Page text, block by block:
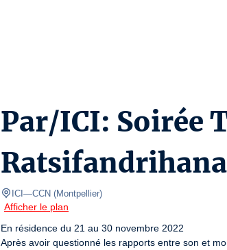
Par/ICI: Soirée
Ratsifandrihana
ICI—CCN (Montpellier)
Afficher le plan
En résidence du 21 au 30 novembre 2022
Après avoir questionné les rapports entre son et